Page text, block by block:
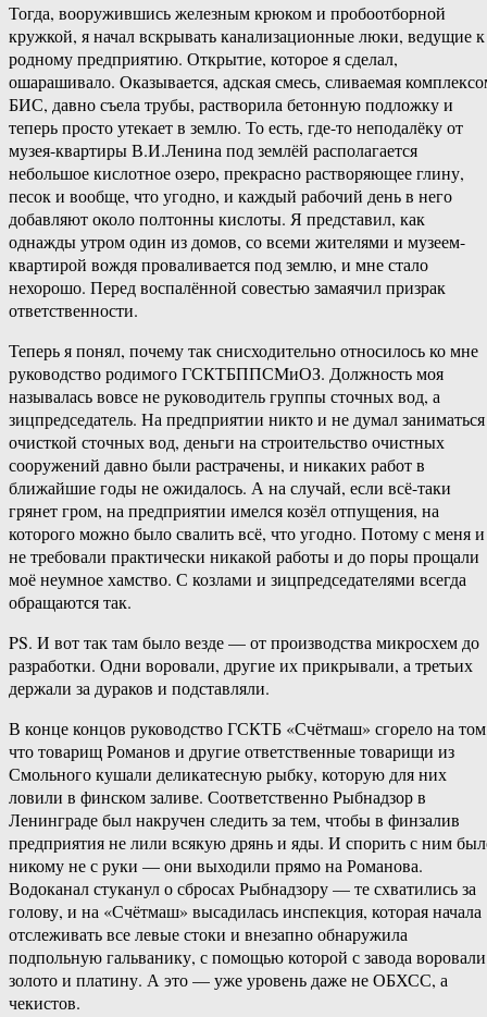
Тогда, вооружившись железным крюком и пробоотборной
кружкой, я начал вскрывать канализационные люки, ведущие к
родному предприятию. Открытие, которое я сделал,
ошарашивало. Оказывается, адская смесь, сливаемая
БИС, давно съела трубы, растворила бетонную подложку и
теперь просто утекает в землю. То есть, где-то неподалёку от
музея-квартиры В.И.Ленина под землёй располагается
небольшое кислотное озеро, прекрасно растворяющее глину,
песок и вообще, что угодно, и каждый рабочий день в него
добавляют около полтонны кислоты. Я представил, как
однажды утром один из домов, со всеми жителями и музеем-
квартирой вождя проваливается под землю, и мне стало
нехорошо. Перед воспалённой совестью замаячил призрак
ответственности.
Теперь я понял, почему так снисходительно относилось ко мне
руководство родимого ГСКТБППСМиОЗ. Должность моя
называлась вовсе не руководитель группы сточных вод, а
зицпредседатель. На предприятии никто и не думал заниматься
очисткой сточных вод, деньги на строительство очистных
сооружений давно были растрачены, и никаких работ в
ближайшие годы не ожидалось. А на случай, если всё-таки
грянет гром, на предприятии имелся козёл отпущения, на
которого можно было свалить всё, что угодно. Потому с меня и
не требовали практически никакой работы и до поры прощали
моё неумное хамство. С козлами и зицпредседателями всегда
обращаются так.
PS. И вот так там было везде — от производства микросхем до
разработки. Одни воровали, другие их прикрывали, а третьих
держали за дураков и подставляли.
В конце концов руководство ГСКТБ «Счётмаш» сгорело на
что товарищ Романов и другие ответственные товарищи из
Смольного кушали деликатесную рыбку, которую для них
ловили в финском заливе. Соответственно Рыбнадзор в
Ленинграде был накручен следить за тем, чтобы в финзалив
предприятия не лили всякую дрянь и яды. И спорить с ним
никому не с руки — они выходили прямо на Романова.
Водоканал стуканул о сбросах Рыбнадзору — те схватились за
голову, и на «Счётмаш» высадилась инспекция, которая начала
отслеживать все левые стоки и внезапно обнаружила
подпольную гальванику, с помощью которой с завода воровали
золото и платину. А это — уже уровень даже не ОБХСС, а
чекистов.